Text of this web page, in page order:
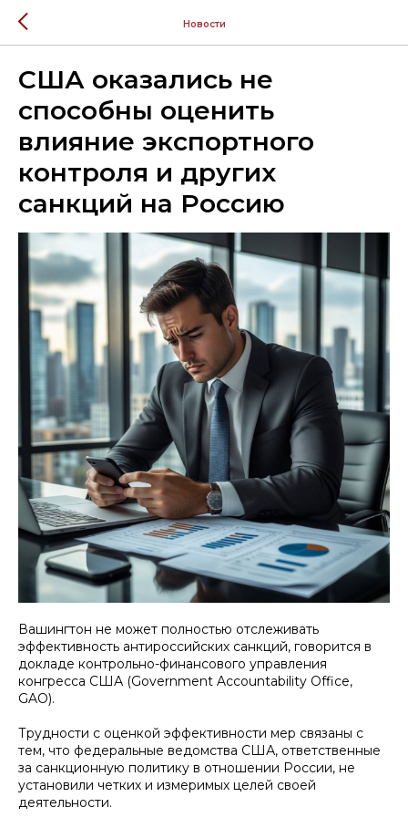
Новости
США оказались не
способны оценить
влияние экспортного
контроля и других
санкций на Россию
Вашингтон не может полностью отслеживать
эффективность антироссийских санкций, говорится в
докладе контрольно-финансового управления
конгресса США (Government Accountability Office,
GAO).
Трудности с оценкой эффективности мер связаны с
тем, что федеральные ведомства США, ответственные
за санкционную политику в отношении России, не
установили четких и измеримых целей своей
деятельности.